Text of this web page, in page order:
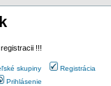
!!!
skupiny
Registrácia
Prihlásenie